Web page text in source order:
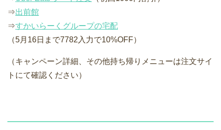
⇒出前館
⇒すかいらーくグループの宅配
（5月16日まで7782入力で10%OFF）
（キャンペーン詳細、その他持ち帰りメニューは注文サイ
トにて確認ください）